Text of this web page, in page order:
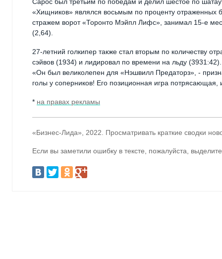
Сарос был третьим по победам и делил шестое по
«Хищников» являлся восьмым по проценту отраженных
стражем ворот «Торонто Мэйпл Лифс», занимал 15-е
(2,64).
27-летний голкипер также стал вторым по количеству
сэйвов (1934) и лидировал по времени на льду (3931:42).
«Он был великолепен для «Нэшвилл Предаторз», -
голы у соперников! Его позиционная игра
* на правах рекламы
«Бизнес-Лида», 2022. Просматривать краткие сводки
Если вы заметили ошибку в тексте, пожалуйста,